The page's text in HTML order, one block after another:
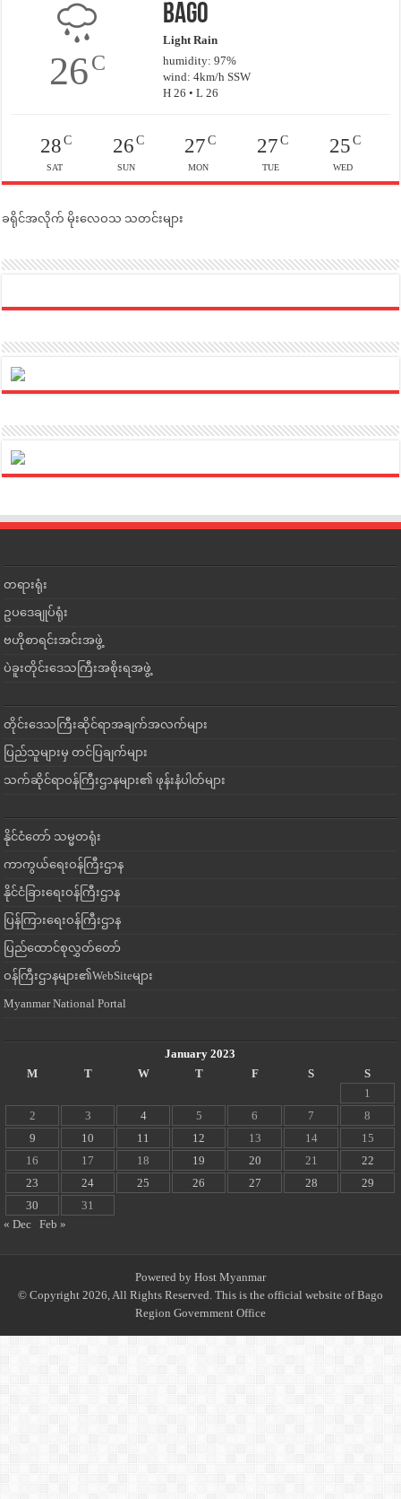
26C
Bago
Light Rain
humidity: 97%
wind: 4km/h SSW
H 26 • L 26
28C
SAT
26C
SUN
27 C
MON
27C
TUE
25C
WED
ခရိုင်အလိုက် မိုးလေဝသ သတင်းများ
တရားရုံး
ဥပဒေချုပ်ရုံး
ဗဟိုစာရင်းအင်းအဖွဲ့
ပဲခူးတိုင်းဒေသကြီးအစိုးရအဖွဲ့
တိုင်းဒေသကြီးဆိုင်ရာအချက်အလက်များ
ပြည်သူများမှ တင်ပြချက်များ
သက်ဆိုင်ရာဝန်ကြီးဌာနများ၏ ဖုန်းနံပါတ်များ
နိုင်ငံတော် သမ္မတရုံး
ကာကွယ်ရေးဝန်ကြီးဌာန
နိုင်ငံခြားရေးဝန်ကြီးဌာန
ပြန်ကြားရေးဝန်ကြီးဌာန
ပြည်ထောင်စုလွှတ်တော်
ဝန်ကြီးဌာနများ၏WebSiteများ
Myanmar National Portal
January 2023
M
T W T F S
S
1
2
3 4 5 6 7
8
9
10 11 12 13 14
15
16
17 18 19 20 21
22
23
24 25 26 27 28
29
30
31
« Dec
Feb »
Powered by Host Myanmar
© Copyright 2026, All Rights Reserved. This is the official website of Bago
Region Government Office